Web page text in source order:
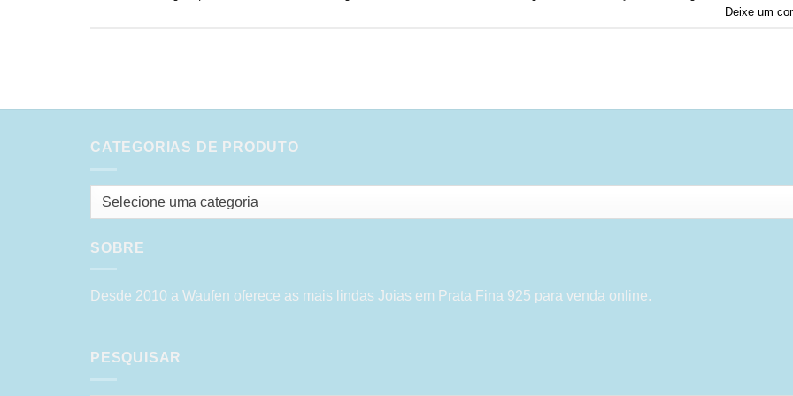
Deixe um
CATEGORIAS DE PRODUTO
Selecione uma categoria
SOBRE
Desde 2010 a Waufen oferece as mais lindas Joias em Prata Fina 925 para venda online.
PESQUISAR